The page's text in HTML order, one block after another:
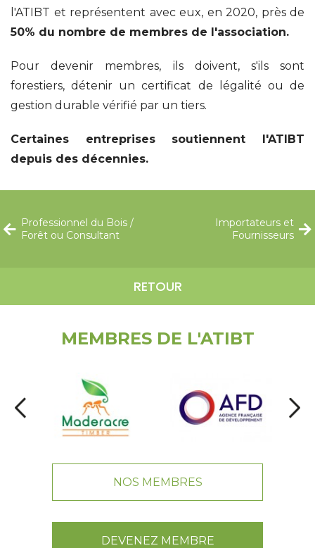
l'ATIBT et représentent avec eux, en 2020, près de
50% du nombre de membres de l'association.
Pour devenir membres, ils doivent, s'ils sont
forestiers, détenir un certificat de légalité ou de
gestion durable vérifié par un tiers.
Certaines entreprises soutiennent l'ATIBT
depuis des décennies.
Professionnel du Bois /
Forêt ou Consultant
RETOUR
Importateurs et
Fournisseurs
MEMBRES DE L'ATIBT
NOS MEMBRES
DEVENEZ MEMBRE